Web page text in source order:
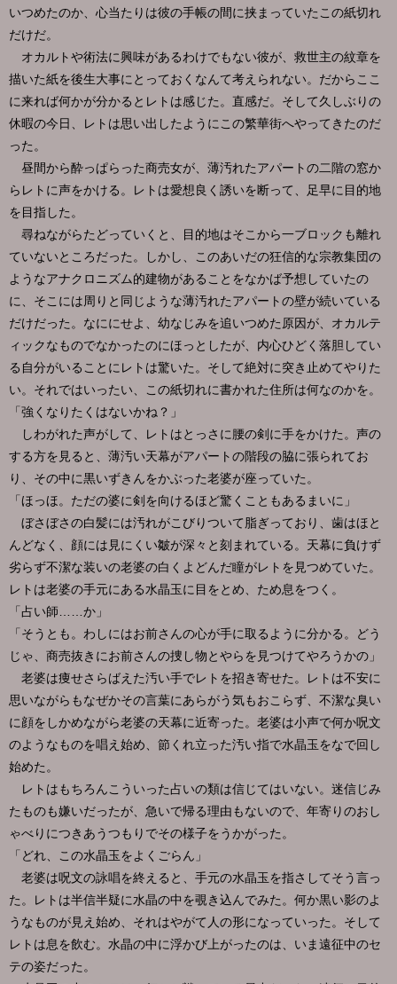
いつめたのか、心当たりは彼の手帳の間に挟まっていたこの紙切れ
だけだ。
オカルトや術法に興味があるわけでもない彼が、救世主の紋章を
描いた紙を後生大事にとっておくなんて考えられない。だからここ
に来れば何かが分かるとレトは感じた。直感だ。そして久しぶりの
休暇の今日、レトは思い出したようにこの繁華街へやってきたのだ
った。
昼間から酔っぱらった商売女が、薄汚れたアパートの二階の窓か
らレトに声をかける。レトは愛想良く誘いを断って、足早に目的地
を目指した。
尋ねながらたどっていくと、目的地はそこから一ブロックも離れ
ていないところだった。しかし、このあいだの狂信的な宗教集団の
ようなアナクロニズム的建物があることをなかば予想していたの
に、そこには周りと同じような薄汚れたアパートの壁が続いている
だけだった。なににせよ、幼なじみを追いつめた原因が、オカルテ
ィックなものでなかったのにほっとしたが、内心ひどく落胆してい
る自分がいることにレトは驚いた。そして絶対に突き止めてやりた
い。それではいったい、この紙切れに書かれた住所は何なのかを。
「強くなりたくはないかね？」
しわがれた声がして、レトはとっさに腰の剣に手をかけた。声の
する方を見ると、薄汚い天幕がアパートの階段の脇に張られてお
り、その中に黒いずきんをかぶった老婆が座っていた。
「ほっほ。ただの婆に剣を向けるほど驚くこともあるまいに」
ぼさぼさの白髪には汚れがこびりついて脂ぎっており、歯はほと
んどなく、顔には見にくい皺が深々と刻まれている。天幕に負けず
劣らず不潔な装いの老婆の白くよどんだ瞳がレトを見つめていた。
レトは老婆の手元にある水晶玉に目をとめ、ため息をつく。
「占い師……か」
「そうとも。わしにはお前さんの心が手に取るように分かる。どう
じゃ、商売抜きにお前さんの捜し物とやらを見つけてやろうかの」
老婆は痩せさらばえた汚い手でレトを招き寄せた。レトは不安に
思いながらもなぜかその言葉にあらがう気もおこらず、不潔な臭い
に顔をしかめながら老婆の天幕に近寄った。老婆は小声で何か呪文
のようなものを唱え始め、節くれ立った汚い指で水晶玉をなで回し
始めた。
レトはもちろんこういった占いの類は信じてはいない。迷信じみ
たものも嫌いだったが、急いで帰る理由もないので、年寄りのおし
ゃべりにつきあうつもりでその様子をうかがった。
「どれ、この水晶玉をよくごらん」
老婆は呪文の詠唱を終えると、手元の水晶玉を指さしてそう言っ
た。レトは半信半疑に水晶の中を覗き込んでみた。何か黒い影のよ
うなものが見え始め、それはやがて人の形になっていった。そして
レトは息を飲む。水晶の中に浮かび上がったのは、いま遠征中のセ
テの姿だった。